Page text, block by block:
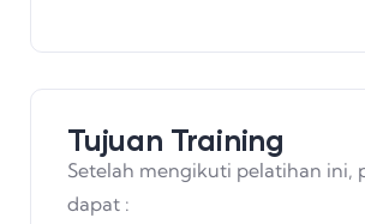
Tujuan Training
Setelah mengikuti pelatihan ini,
dapat :